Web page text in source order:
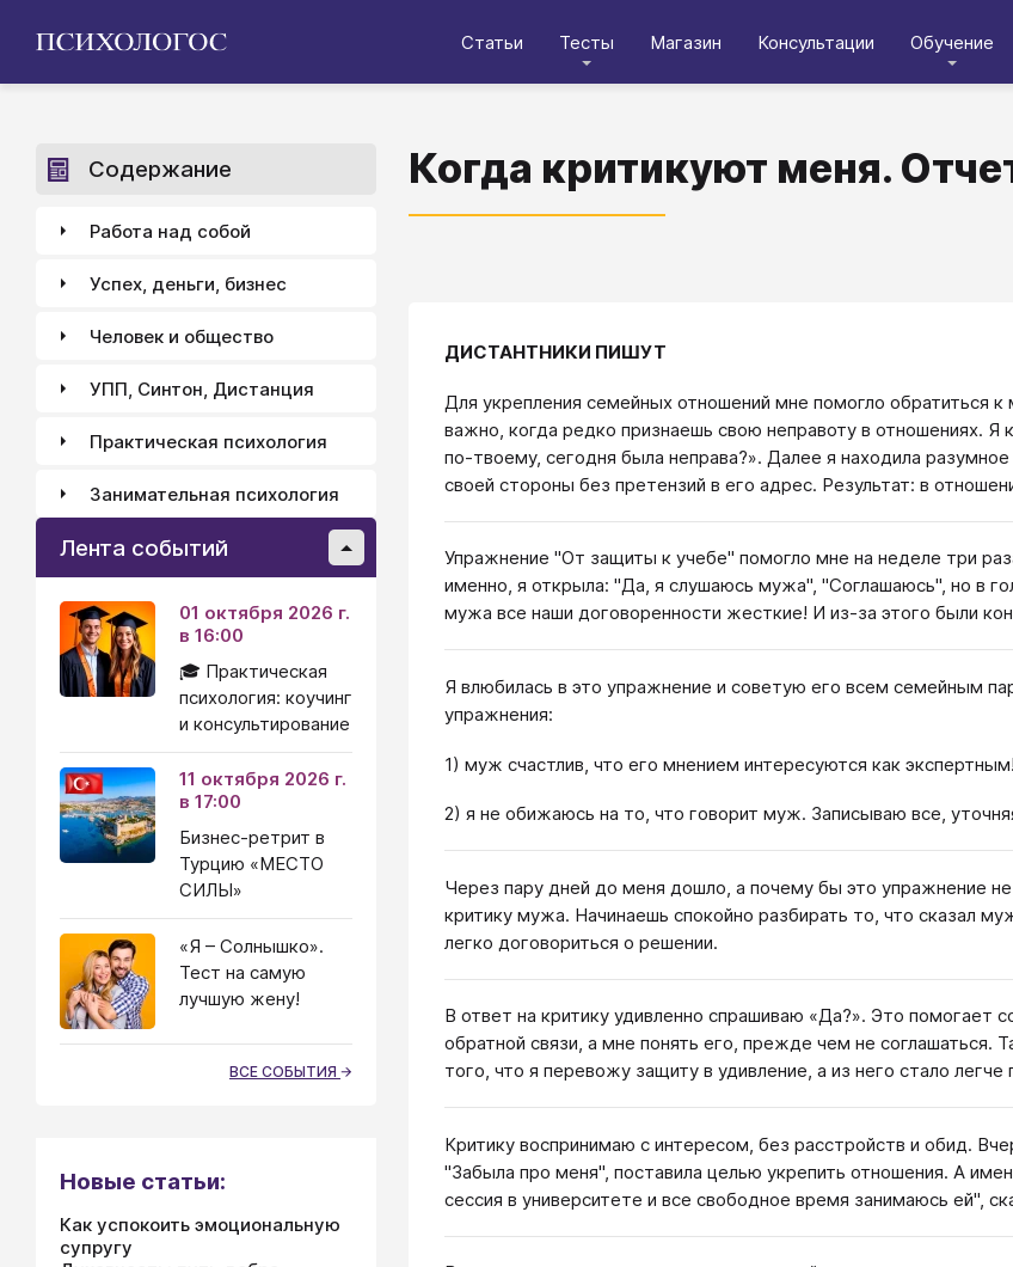
Статьи Тесты Магазин Консультации Обучение
Когда критикуют меня.
ДИСТАНТНИКИ ПИШУТ
Для укрепления семейных отношений мне помогло обратиться
важно, когда редко признаешь свою неправоту в отношениях.
по-твоему, сегодня была неправа?». Далее я находила
своей стороны без претензий в его адрес. Результат: в
Упражнение "От защиты к учебе" помогло мне на неделе три
именно, я открыла: "Да, я слушаюсь мужа", "Соглашаюсь", но в
мужа все наши договоренности жесткие! И из-за этого были
Я влюбилась в это упражнение и советую его всем семейным
упражнения:
1) муж счастлив, что его мнением интересуются как экспертным!
2) я не обижаюсь на то, что говорит муж. Записываю все,
Через пару дней до меня дошло, а почему бы это упражнение
критику мужа. Начинаешь спокойно разбирать то, что сказал
легко договориться о решении.
В ответ на критику удивленно спрашиваю «Да?». Это помогает
обратной связи, а мне понять его, прежде чем не соглашаться.
того, что я перевожу защиту в удивление, а из него стало
Критику воспринимаю с интересом, без расстройств и обид.
"Забыла про меня", поставила целью укрепить отношения. А
сессия в университете и все свободное время занимаюсь ей",
Содержание
Работа над собой
Успех, деньги, бизнес
Человек и общество
УПП, Синтон, Дистанция
Практическая психология
Занимательная психология
Лента событий
01 октября 2026 г.
в 16:00
🎓 Практическая
психология: коучинг
и консультирование
11 октября 2026 г.
в 17:00
Бизнес-ретрит в
Турцию «МЕСТО
СИЛЫ»
«Я – Солнышко».
Тест на самую
лучшую жену!
ВСЕ СОБЫТИЯ
Новые статьи:
Как успокоить эмоциональную
супругу